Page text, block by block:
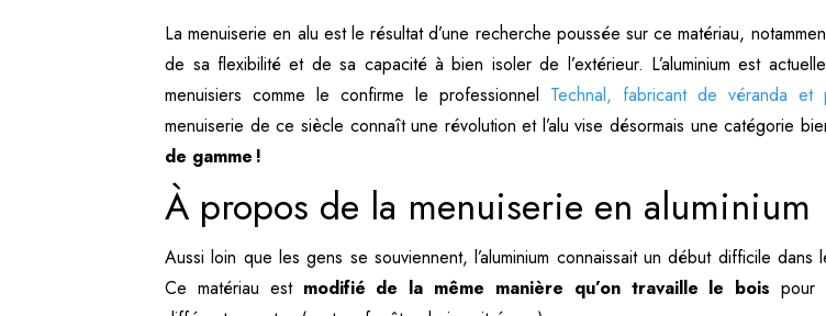
La menuiserie en alu est le résultat d’une recherche poussée sur ce matériau,
de sa flexibilité et de sa capacité à bien isoler de l’extérieur. L’aluminium est
menuisiers comme le confirme le professionnel Technal, fabricant de véranda
menuiserie de ce siècle connaît une révolution et l’alu vise désormais une catégorie
de gamme !
À propos de la menuiserie en aluminium
Aussi loin que les gens se souviennent, l’aluminium connaissait un début difficile dans
Ce matériau est modifié de la même manière qu’on travaille le bois pour